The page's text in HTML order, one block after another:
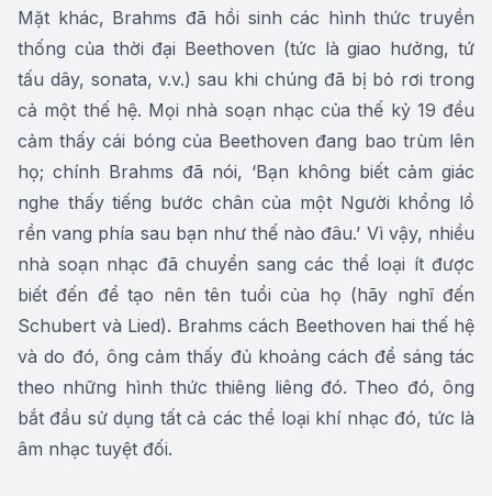
Mặt khác, Brahms đã hồi sinh các hình thức truyền
thống của thời đại Beethoven (tức là giao hưởng, tứ
tấu dây, sonata, v.v.) sau khi chúng đã bị bỏ rơi trong
cả một thế hệ. Mọi nhà soạn nhạc của thế kỷ 19 đều
cảm thấy cái bóng của Beethoven đang bao trùm lên
họ; chính Brahms đã nói, ‘Bạn không biết cảm giác
nghe thấy tiếng bước chân của một Người khổng lồ
rền vang phía sau bạn như thế nào đâu.’ Vì vậy, nhiều
nhà soạn nhạc đã chuyển sang các thể loại ít được
biết đến để tạo nên tên tuổi của họ (hãy nghĩ đến
Schubert và Lied). Brahms cách Beethoven hai thế hệ
và do đó, ông cảm thấy đủ khoảng cách để sáng tác
theo những hình thức thiêng liêng đó. Theo đó, ông
bắt đầu sử dụng tất cả các thể loại khí nhạc đó, tức là
âm nhạc tuyệt đối.